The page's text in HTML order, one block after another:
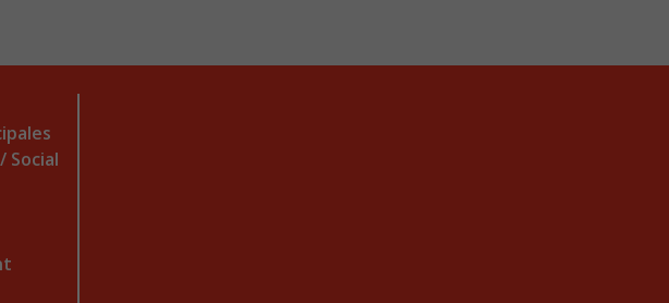
Social